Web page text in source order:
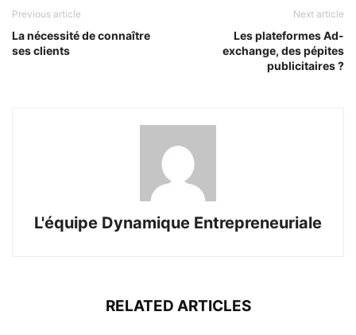
Previous article
La nécessité de connaître
ses clients
Next article
Les plateformes Ad-
exchange, des pépites
publicitaires ?
L'équipe Dynamique Entrepreneuriale
RELATED ARTICLES